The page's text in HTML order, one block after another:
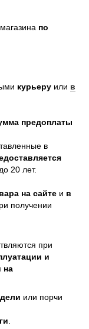
по
курьеру или в
предоплаты
в
20 лет.
на сайте и в
получении
при
и
на
или порчи